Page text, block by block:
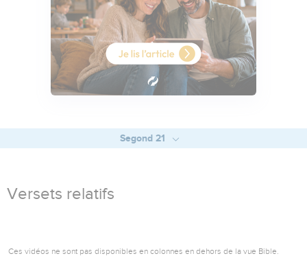
Segond 21
Versets relatifs
Ces vidéos ne sont pas disponibles en colonnes en dehors de la vue Bible.